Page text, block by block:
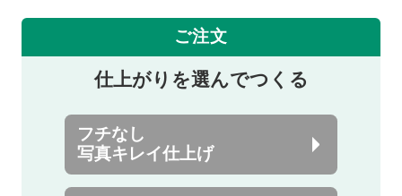
ご注文
仕上がりを選んでつくる
フチなし
写真キレイ仕上げ